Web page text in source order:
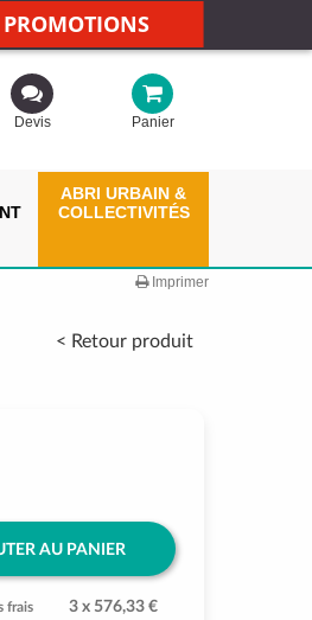
PROMOTIONS
Devis Panier
ABRI URBAIN &
COLLECTIVITÉS
Imprimer
< Retour produit
AU PANIER
frais 3 x 576,33 €